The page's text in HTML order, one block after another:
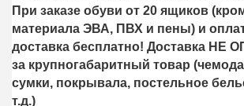
При заказе обуви от 20 ящиков
материала ЭВА, ПВХ и пены) и
доставка бесплатно! Доставка НЕ
за крупногабаритный товар
сумки, покрывала, постельное
т.д.)